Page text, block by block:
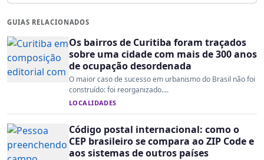
GUIAS RELACIONADOS
Os bairros de Curitiba foram traçados
sobre uma cidade com mais de 300 anos
de ocupação desordenada
O maior caso de sucesso em urbanismo do Brasil não foi
construído: foi reorganizado....
LOCALIDADES
Código postal internacional: como o
CEP brasileiro se compara ao ZIP Code e
aos sistemas de outros países